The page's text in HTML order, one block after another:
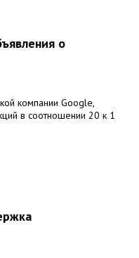
о
компании Google,
в соотношении 20 к 1